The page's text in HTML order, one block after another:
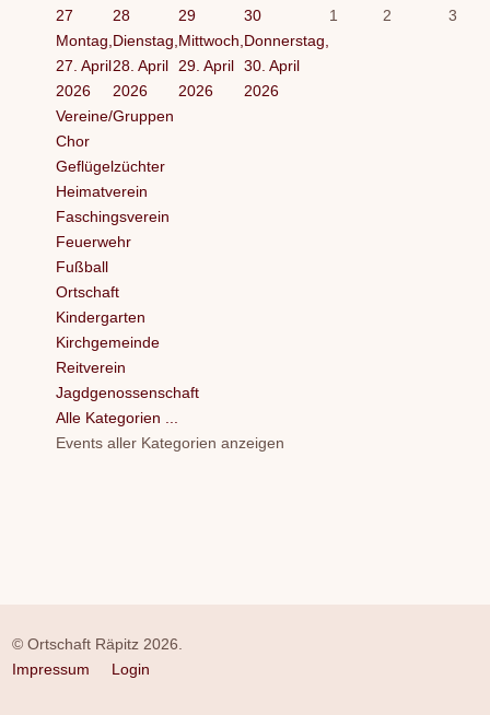
27
Montag,
27. April
2026
28
Dienstag,
28. April
2026
29
Mittwoch,
29. April
2026
30
Donnerstag,
30. April
2026
1 2 3
Vereine/Gruppen
Chor
Geflügelzüchter
Heimatverein
Faschingsverein
Feuerwehr
Fußball
Ortschaft
Kindergarten
Kirchgemeinde
Reitverein
Jagdgenossenschaft
Alle Kategorien ...
Events aller Kategorien anzeigen
© Ortschaft Räpitz 2026.
Impressum
Login